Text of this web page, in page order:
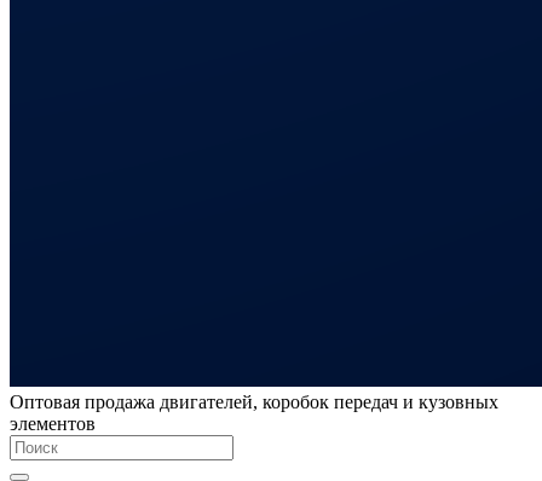
Оптовая продажа двигателей, коробок передач и кузовных
элементов